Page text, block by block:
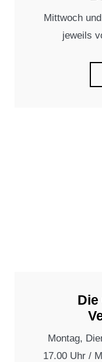
Mittwoch
jeweils
Montag,
17.00 Uhr /